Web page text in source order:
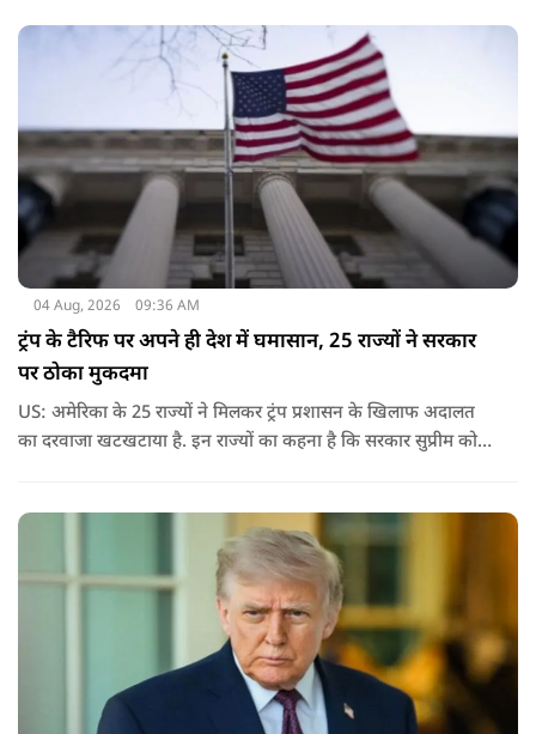
04 Aug, 2026 09:36 AM
ट्रंप के टैरिफ पर अपने ही देश में घमासान, 25 राज्यों ने सरकार
पर ठोका मुकदमा
US: अमेरिका के 25 राज्यों ने मिलकर ट्रंप प्रशासन के खिलाफ अदालत
का दरवाजा खटखटाया है. इन राज्यों का कहना है कि सरकार सुप्रीम कोर्ट